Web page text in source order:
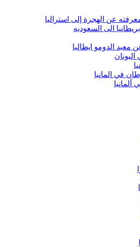
عن الهجرة إلى استراليا
الى السعوديه
معبد الدومو ايطاليا
في المانيا
ألمانيا